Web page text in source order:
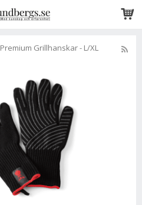
Premium Grillhanskar - L/XL